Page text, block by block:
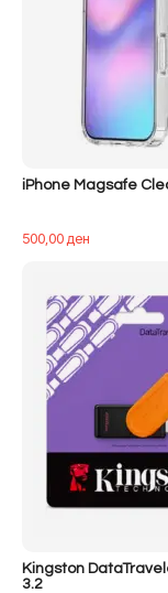
iPhone Magsafe
500,00ден
Kingston
3.2